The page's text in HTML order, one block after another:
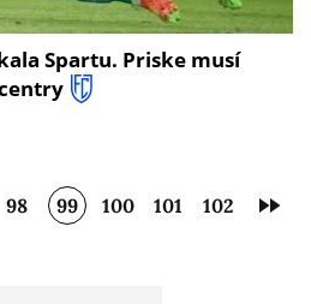
Spartu. Priske musí
98 99 100 101 102